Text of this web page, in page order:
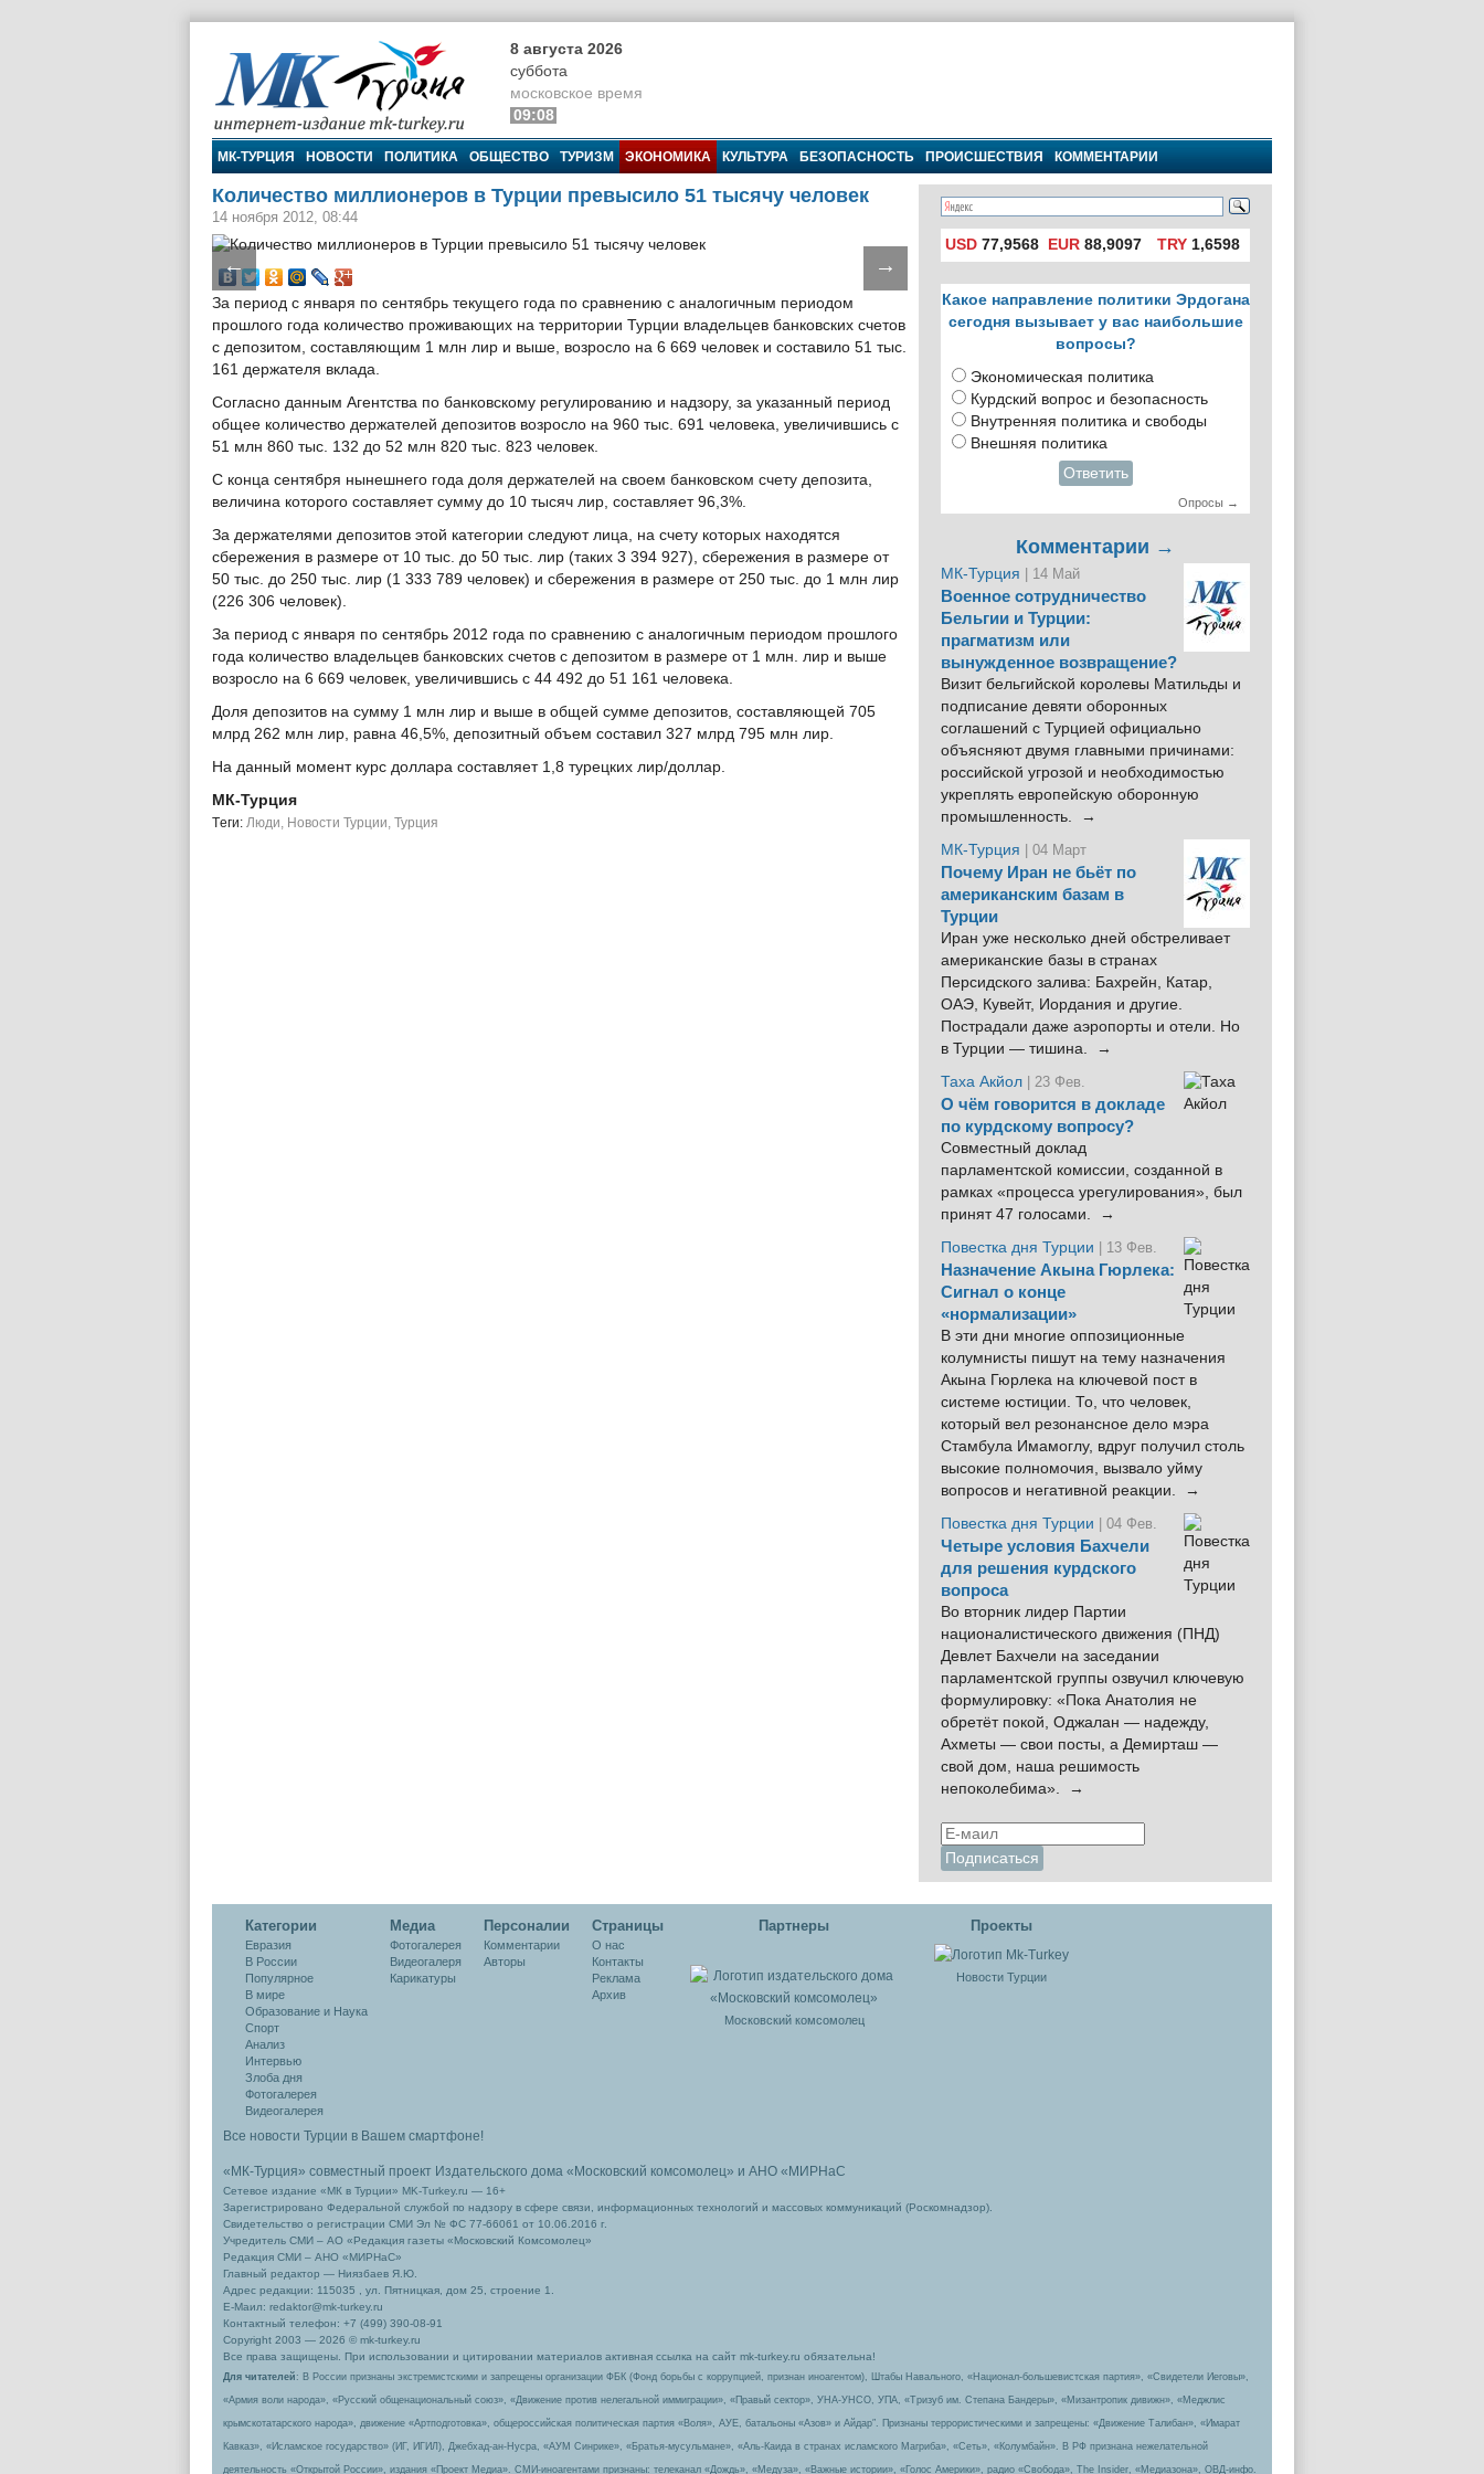
МК-Турция
8 августа 2026
суббота
московское время
09:08
МК-ТУРЦИЯ НОВОСТИ ПОЛИТИКА ОБЩЕСТВО ТУРИЗМ ЭКОНОМИКА КУЛЬТУРА БЕЗОПАСНОСТЬ ПРОИСШЕСТВИЯ КОММЕНТАРИИ
Количество миллионеров в Турции превысило 51 тысячу человек
14 ноября 2012, 08:44
← →
За период с января по сентябрь текущего года по сравнению с аналогичным периодом
прошлого года количество проживающих на территории Турции владельцев банковских счетов
с депозитом, составляющим 1 млн лир и выше, возросло на 6 669 человек и составило 51 тыс.
161 держателя вклада.
Согласно данным Агентства по банковскому регулированию и надзору, за указанный период
общее количество держателей депозитов возросло на 960 тыс. 691 человека, увеличившись с
51 млн 860 тыс. 132 до 52 млн 820 тыс. 823 человек.
С конца сентября нынешнего года доля держателей на своем банковском счету депозита,
величина которого составляет сумму до 10 тысяч лир, составляет 96,3%.
За держателями депозитов этой категории следуют лица, на счету которых находятся
сбережения в размере от 10 тыс. до 50 тыс. лир (таких 3 394 927), сбережения в размере от
50 тыс. до 250 тыс. лир (1 333 789 человек) и сбережения в размере от 250 тыс. до 1 млн лир
(226 306 человек).
За период с января по сентябрь 2012 года по сравнению с аналогичным периодом прошлого
года количество владельцев банковских счетов с депозитом в размере от 1 млн. лир и выше
возросло на 6 669 человек, увеличившись с 44 492 до 51 161 человека.
Доля депозитов на сумму 1 млн лир и выше в общей сумме депозитов, составляющей 705
млрд 262 млн лир, равна 46,5%, депозитный объем составил 327 млрд 795 млн лир.
На данный момент курс доллара составляет 1,8 турецких лир/доллар.
МК-Турция
Tеги: Люди, Новости Турции, Турция
USD 77,9568 EUR 88,9097 TRY1,6598
Какое направление политики Эрдогана
сегодня вызывает у вас наибольшие
вопросы?
Экономическая политика
Курдский вопрос и безопасность
Внутренняя политика и свободы
Внешняя политика
Ответить
Опросы →
Комментарии →
МК-Турция | 14 Май
Военное сотрудничество
Бельгии и Турции:
прагматизм или
вынужденное возвращение?
Визит бельгийской королевы Матильды и
подписание девяти оборонных
соглашений с Турцией официально
объясняют двумя главными причинами:
российской угрозой и необходимостью
укреплять европейскую оборонную
промышленность. →
МК-Турция
| 04 Март
Почему Иран не бьёт по
американским базам в
Турции
Иран уже несколько дней обстреливает
американские базы в странах
Персидского залива: Бахрейн, Катар,
ОАЭ, Кувейт, Иордания и другие.
Пострадали даже аэропорты и отели. Но
в Турции — тишина. →
Таха Акйол | 23 Фев.
О чём говорится в докладе
по курдскому вопросу?
Совместный доклад
парламентской комиссии, созданной в
рамках «процесса урегулирования», был
принят 47 голосами. →
Повестка дня Турции
| 13 Фев.
Назначение Акына Гюрлека:
Сигнал о конце
«нормализации»
В эти дни многие оппозиционные
колумнисты пишут на тему назначения
Акына Гюрлека на ключевой пост в
системе юстиции. То, что человек,
который вел резонансное дело мэра
Стамбула Имамоглу, вдруг получил столь
высокие полномочия, вызвало уйму
вопросов и негативной реакции. →
Повестка дня Турции
| 04 Фев.
Четыре условия Бахчели
для решения курдского
вопроса
Во вторник лидер Партии
националистического движения (ПНД)
Девлет Бахчели на заседании
парламентской группы озвучил ключевую
формулировку: «Пока Анатолия не
обретёт покой, Оджалан — надежду,
Ахметы — свои посты, а Демирташ —
свой дом, наша решимость
непоколебима». →
Категории
Евразия
В России
Популярное
В мире
Образование и Наука
Спорт
Анализ
Интервью
Злоба дня
Фотогалерея
Видеогалерея
Медиа
Фотогалерея
Видеогалеря
Карикатуры
Персоналии
Комментарии
Авторы
Cтраницы
О нас
Контакты
Реклама
Архив
Партнеры
Московский комсомолец
Проекты
Новости Турции
Все новости Турции в Вашем смартфоне!
«МК-Турция» совместный проект Издательского дома «Московский комсомолец» и АНО «МИРНаС
Сетевое издание «МК в Турции» MK-Turkey.ru — 16+
Зарегистрировано Федеральной службой по надзору в сфере связи, информационных технологий и массовых коммуникаций (Роскомнадзор).
Свидетельство о регистрации СМИ Эл № ФС 77-66061 от 10.06.2016 г.
Учредитель СМИ – АО «Редакция газеты «Московский Комсомолец»
Редакция СМИ – АНО «МИРНаС»
Главный редактор — Ниязбаев Я.Ю.
Адрес редакции: 115035 , ул. Пятницкая, дом 25, строение 1.
Е-Маил: redaktor@mk-turkey.ru
Контактный телефон: +7 (499) 390-08-91
Copyright 2003 — 2026 © mk-turkey.ru
Все права защищены. При использовании и цитировании материалов активная ссылка на сайт mk-turkey.ru обязательна!
Для читателей : В России признаны экстремистскими и запрещены организации ФБК (Фонд борьбы с коррупцией, признан иноагентом), Штабы Навального, «Национал-большевистская партия», «Свидетели Иеговы»,
«Армия воли народа», «Русский общенациональный союз», «Движение против нелегальной иммиграции», «Правый сектор», УНА-УНСО, УПА, «Тризуб им. Степана Бандеры», «Мизантропик дивижн», «Меджлис
крымскотатарского народа», движение «Артподготовка», общероссийская политическая партия «Воля», АУЕ, батальоны «Азов» и Айдар″. Признаны террористическими и запрещены: «Движение Талибан», «Имарат
Кавказ», «Исламское государство» (ИГ, ИГИЛ), Джебхад-ан-Нусра, «АУМ Синрике», «Братья-мусульмане», «Аль-Каида в странах исламского Магриба», «Сеть», «Колумбайн». В РФ признана нежелательной
деятельность «Открытой России», издания «Проект Медиа». СМИ-иноагентами признаны: телеканал «Дождь», «Медуза», «Важные истории», «Голос Америки», радио «Свобода», The Insider, «Медиазона», ОВД-инфо.